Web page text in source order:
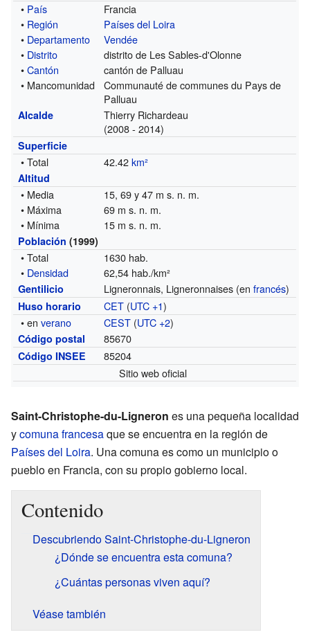
• País
Francia
• Región
Países del Loira
• Departamento
Vendée
• Distrito
distrito de Les Sables-d'Olonne
•Cantón
cantón de Palluau
• Mancomunidad
Communauté de communes du Pays de
Palluau
Alcalde
Thierry Richardeau
(2008 - 2014)
Superficie
• Total 42.42km²
Altitud
• Media
15, 69 y 47 m s. n. m.
• Máxima
69 m s. n. m.
• Mínima
15 m s. n. m.
Población (1999)
• Total
1630 hab.
• Densidad 62,54 hab./km²
Gentilicio Ligneronnais, Ligneronnaises (enfrancés)
Huso horario CET (UTC +1)
• enverano CEST (UTC +2)
Código postal 85670
Código INSEE
85204
Sitio web oficial
Saint-Christophe-du-Ligneron es una pequeña localidad
ycomuna francesaque se encuentra en la región de
Países del Loira. Una comuna es como un municipio o
pueblo en Francia, con su propio gobierno local.
Contenido
Descubriendo Saint-Christophe-du-Ligneron
¿Dónde se encuentra esta comuna?
¿Cuántas personas viven aquí?
Véase también